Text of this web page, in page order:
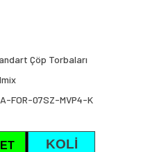
Çöp Torbaları
FOR-07SZ-MVP4-K
KOLİ